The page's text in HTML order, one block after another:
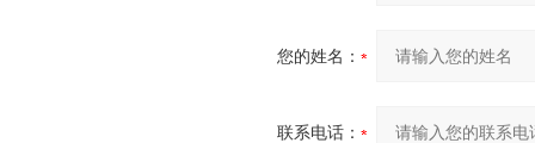
您的姓名：
联系电话：